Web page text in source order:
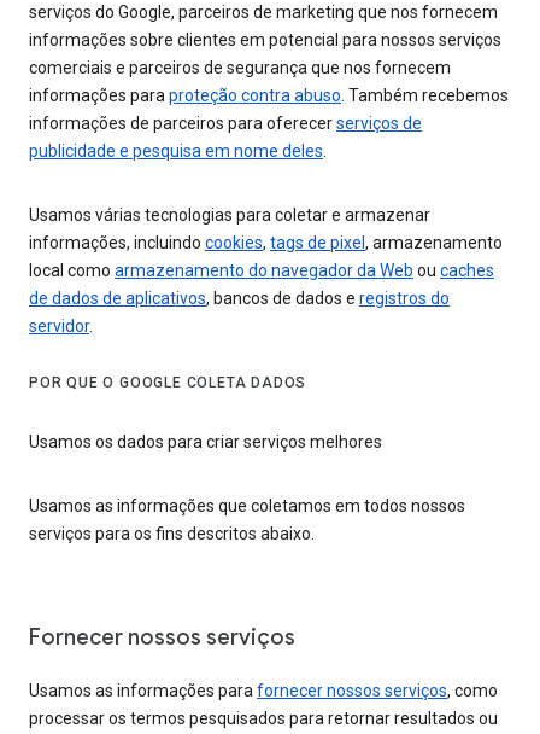
serviços do Google, parceiros de marketing que nos fornecem
informações sobre clientes em potencial para nossos serviços
comerciais e parceiros de segurança que nos fornecem
informações paraproteção contra abuso. Também recebemos
informações de parceiros para oferecerserviços de
publicidade e pesquisa em nome deles.
Usamos várias tecnologias para coletar e armazenar
informações, incluindo cookies, tags de pixel , armazenamento
local como armazenamento do navegador da Web ou caches
de dados de aplicativos, bancos de dados e registros do
servidor.
POR QUE O GOOGLE COLETA DADOS
Usamos os dados para criar serviços melhores
Usamos as informações que coletamos em todos nossos
serviços para os fins descritos abaixo.
Fornecer nossos serviços
Usamos as informações para fornecer nossos serviços, como
processar os termos pesquisados para retornar resultados ou